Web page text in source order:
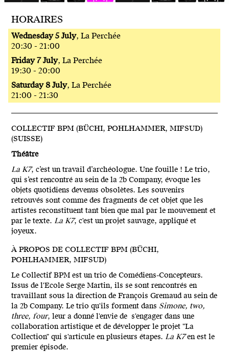
HORAIRES
Wednesday 5 July, La Perchée
20:30 - 21:00
Friday 7 July, La Perchée
19:30 - 20:00
Saturday 8 July, La Perchée
21:00 - 21:30
COLLECTIF BPM (BÜCHI, POHLHAMMER, MIFSUD)
(SUISSE)
Théâtre
La K7, c’est un travail d’archéologue. Une fouille ! Le trio,
qui s’est rencontré au sein de la 2b Company, évoque les
objets quotidiens devenus obsolètes. Les souvenirs
retrouvés sont comme des fragments de cet objet que les
artistes reconstituent tant bien que mal par le mouvement et
par le texte.La K7, c'est un projet sauvage, appliqué et
joyeux.
À PROPOS DE COLLECTIF BPM (BÜCHI,
POHLHAMMER, MIFSUD)
Le Collectif BPM est un trio de Comédiens-Concepteurs.
Issus de l'Ecole Serge Martin, ils se sont rencontrés en
travaillant sous la direction de François Gremaud au sein de
la 2b Company. Le trio qu'ils forment dans Simone, two,
three, four, leur a donné l'envie de s'engager dans une
collaboration artistique et de développer le projet "La
Collection" qui s'articule en plusieurs étapes.La K7en est le
premier épisode.